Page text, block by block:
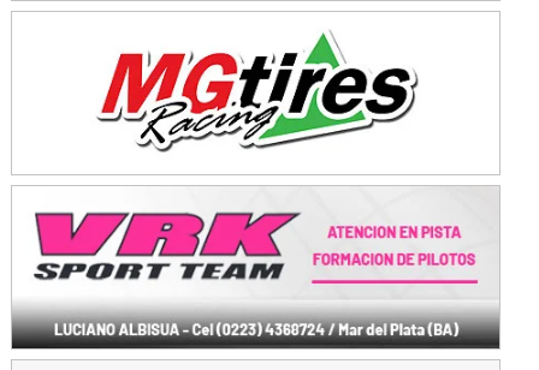
Juventud Unida (Tierra)
NORESTE SANTAFESINO - F6
Ciudad de Avellaneda (Asfalto)
Avellaneda (Santa Fe)
SUR SANTAFESINO - F4
Rufino (Santa Fe)
TUCUMANO - F5
El Timbó (Tucumán)